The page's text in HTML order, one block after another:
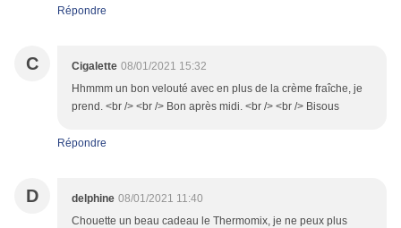
Répondre
C Cigalette 08/01/2021 15:32
Hhmmm un bon velouté avec en plus de la crème fraîche, je
prend. <br /> <br /> Bon après midi. <br /> <br /> Bisous
Répondre
D delphine 08/01/2021 11:40
Chouette un beau cadeau le Thermomix, je ne peux plus